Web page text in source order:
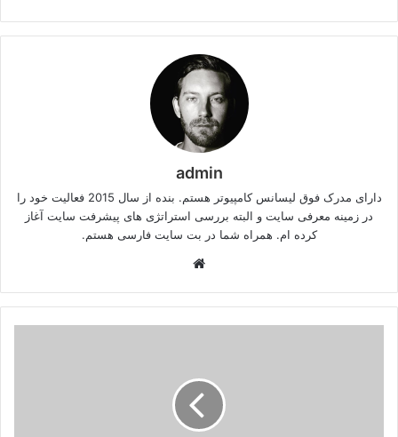
admin
دارای مدرک فوق لیسانس کامپیوتر هستم. بنده از سال 2015 فعالیت خود را
در زمینه معرفی سایت و البته بررسی استراتژی های پیشرفت سایت آغاز
کرده ام. همراه شما در بت سایت فارسی هستم.